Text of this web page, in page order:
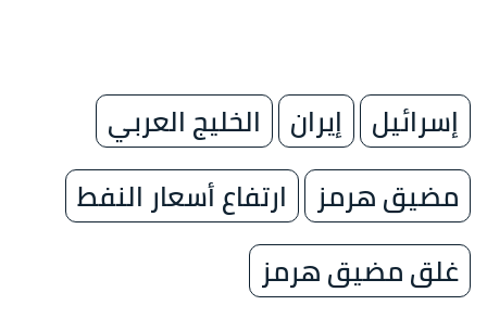
إسرائيل إيران
الخليج العربي
مضيق هرمز
ارتفاع أسعار النفط
غلق مضيق هرمز